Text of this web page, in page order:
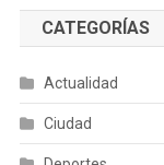
CATEGORÍAS
Actualidad
Ciudad